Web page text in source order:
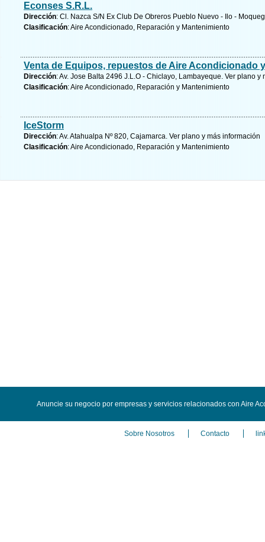
Econses S.R.L.
Dirección: Cl. Nazca S/N Ex Club De Obreros Pueblo Nuevo - Ilo -
Clasificación: Aire Acondicionado, Reparación y Mantenimiento
Venta de Equipos, repuestos de Aire Acondicionado
Dirección: Av. Jose Balta 2496 J.L.O - Chiclayo, Lambayeque. Ver plano y
Clasificación: Aire Acondicionado, Reparación y Mantenimiento
IceStorm
Dirección: Av. Atahualpa Nº 820, Cajamarca. Ver plano y más información
Clasificación: Aire Acondicionado, Reparación y Mantenimiento
Anuncie su negocio por empresas y servicios relacionados con Aire
Sobre Nosotros Contacto